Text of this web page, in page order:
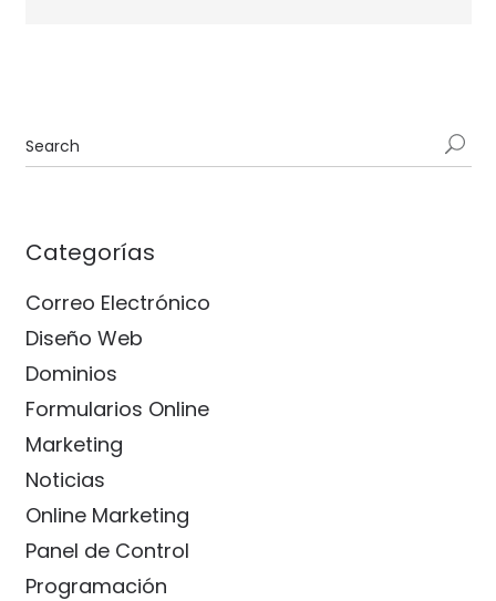
Categorías
Correo Electrónico
Diseño Web
Dominios
Formularios Online
Marketing
Noticias
Online Marketing
Panel de Control
Programación